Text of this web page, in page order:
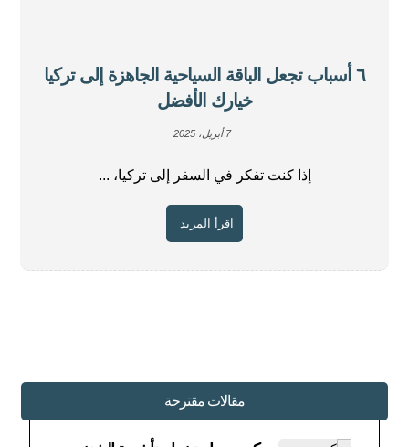
٦ أسباب تجعل الباقة السياحية الجاهزة إلى تركيا
خيارك الأفضل
7 أبريل، 2025
إذا كنت تفكر في السفر إلى تركيا، ...
اقرأ المزيد
مقالات مقترحة